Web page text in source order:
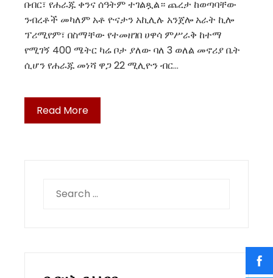
በብር፣ የሐራጁ ቀንና ሰዓትም ተገልጿል። ጨረታ ከወጣባቸው
ንብረቶች መካለም አቶ ዮናታን አኪሊሉ አንጀሎ አራት ኪሎ
ፕሪሚየም፣ በስማቸው የተመዘገበ ሀዋሳ ምሥራቅ ከተማ
የሚገኝ 400 ሜትር ካሬ ቦታ ያለው ባለ 3 ወለል መኖሪያ ቤት
ሲሆን የሐራጁ መነሻ ዋጋ 22 ሚሊዮን ብር…
Read More
for: